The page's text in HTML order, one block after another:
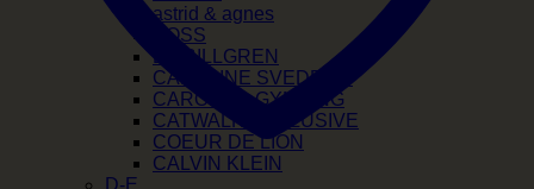
astrid & agnes
BOSS
BY BILLGREN
CAROLINE SVEDBOM
CAROLINA GYNNING
CATWALK EXCLUSIVE
COEUR DE LION
CALVIN KLEIN
D-E